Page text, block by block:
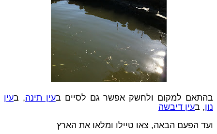
בהתאם למקום ולחשק אפשר גם לסיים בעין תינה, בעין
נון, בעין דיבשה
ועד הפעם הבאה, צאו טיילו ומלאו את הארץ